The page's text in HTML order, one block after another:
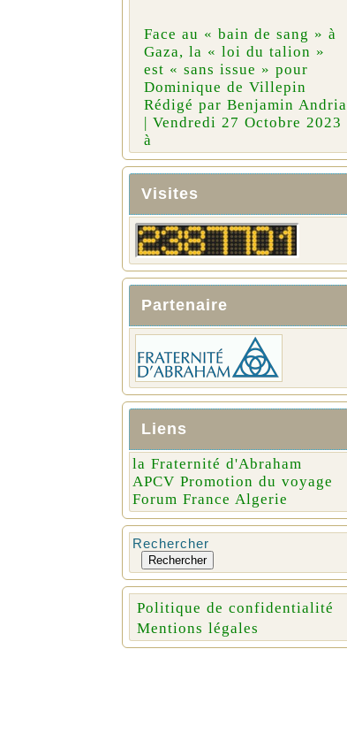
Face au « bain de sang » à
Gaza, la « loi du talion »
est « sans issue » pour
Dominique de Villepin
Rédigé par Benjamin Andria
| Vendredi 27 Octobre 2023
à
Visites
Partenaire
Liens
la Fraternité d'Abraham
APCV Promotion du voyage
Forum France Algerie
Rechercher
Rechercher
Politique de confidentialité
Mentions légales